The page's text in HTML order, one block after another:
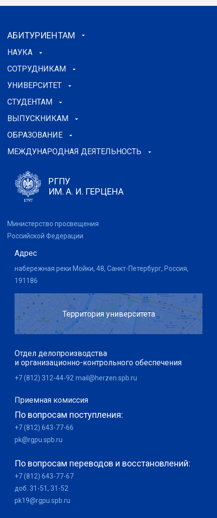
АБИТУРИЕНТАМ
НАУКА
СОТРУДНИКАМ
УНИВЕРСИТЕТ
СТУДЕНТАМ
ВЫПУСКНИКАМ
ОБРАЗОВАНИЕ
МЕЖДУНАРОДНАЯ ДЕЯТЕЛЬНОСТЬ
РГПУ
ИМ. А. И. ГЕРЦЕНА
Министерство просвещения
Российской Федерации
Адрес
набережная реки Мойки, 48, Санкт-Петербург, Россия,
191186
Территория университета
Отдел делопроизводства
и организационно-контрольного обеспечения
+7 (812) 312-44-92 mail@herzen.spb.ru
Приемная комиссия
По вопросам поступления:
+7 (812) 643-77-66
pk@rgpu.spb.ru
По вопросам переводов и восстановлений:
+7 (812) 643-77-67
доб. 31-51, 31-52
pk19@rgpu.spb.ru